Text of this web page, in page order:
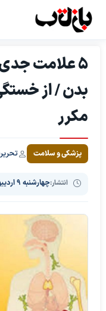
بدن / از
مکرر
پزشکی و سلامت
انتشار:چهارشنبه ۹ اردیبهشت ۱۴۰۵، ساعت ۱۰:۲۵